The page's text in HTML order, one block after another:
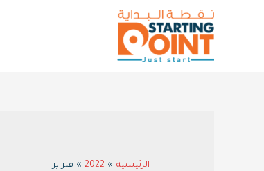
الرئيسية 2022 فبراير